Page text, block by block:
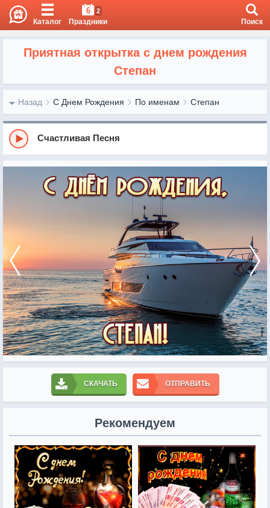
Каталог
6 2
Праздники Поиск
Приятная открытка с днем рождения
Степан
Назад С Днем Рождения По именам Степан
Счастливая Песня
СКАЧАТЬ ОТПРАВИТЬ
Рекомендуем